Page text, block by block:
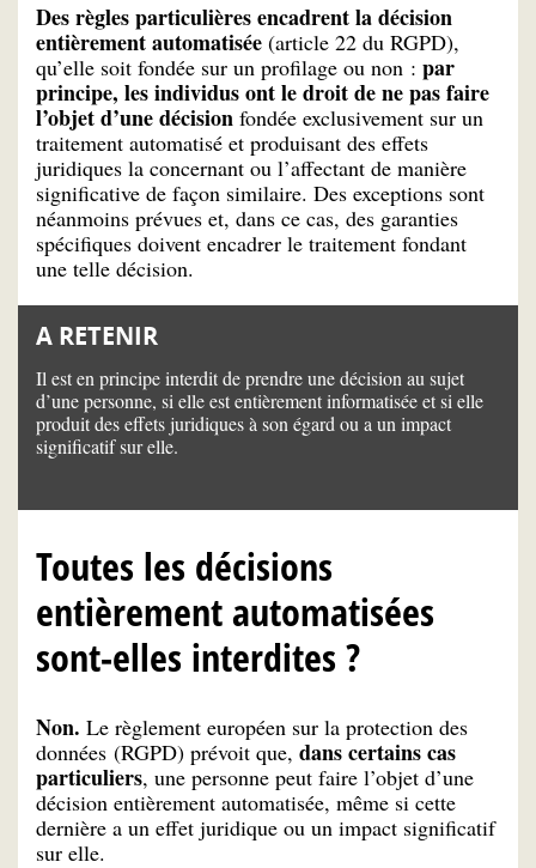
Desrègles particulières encadrent la décision
entièrement automatisée (article 22 du RGPD),
qu’elle soit fondée sur un profilage ou non : par
principe, les individus ont le droit de ne pas faire
l’objet d’une décision fondée exclusivement sur un
traitement automatisé et produisant des effets
juridiques la concernant ou l’affectant de manière
significative de façon similaire. Des exceptions sont
néanmoins prévues et, dans ce cas, des garanties
spécifiques doivent encadrer le traitement fondant
une telle décision.
A RETENIR
Il est en principe interdit de prendre une décision au sujet
d’une personne, si elle est entièrement informatisée et si elle
produit des effets juridiques à son égard ou a un impact
significatif sur elle.
Toutes les décisions
entièrement automatisées
sont-elles interdites ?
Non. Le règlement européen sur la protection des
données (RGPD) prévoit que, dans certains cas
particuliers, une personne peut faire l’objet d’une
décision entièrement automatisée, même si cette
dernière a un effet juridique ou un impact significatif
sur elle.